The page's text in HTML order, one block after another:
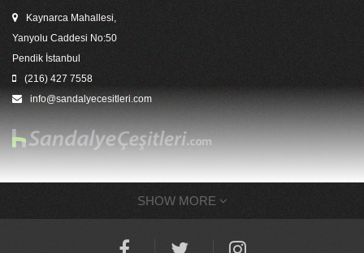
Kaynarca Mahallesi,
Yanyolu Caddesi No:50
Pendik İstanbul
(216) 427 7558
info@sandalyecesitleri.com
SHOW MORE